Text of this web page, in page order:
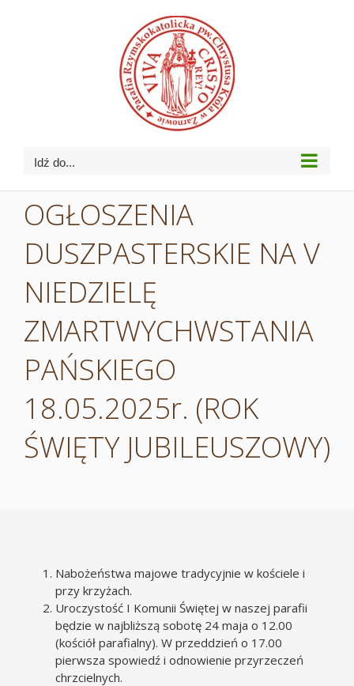
Idź do...
OGŁOSZENIA
DUSZPASTERSKIE NA V
NIEDZIELĘ
ZMARTWYCHWSTANIA
PAŃSKIEGO
18.05.2025r. (ROK
ŚWIĘTY JUBILEUSZOWY)
Nabożeństwa majowe tradycyjnie w kościele i
przy krzyżach.
Uroczystość I Komunii Świętej w naszej parafii
będzie w najbliższą sobotę 24 maja o 12.00
(kościół parafialny). W przeddzień o 17.00
pierwsza spowiedź i odnowienie przyrzeczeń
chrzcielnych.